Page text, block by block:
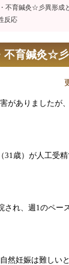
不育鍼灸☆彡異形成
反応
育鍼灸☆彡
りましたが
がありましたが
31歳）が人工受
され、週1のペー
然妊娠は難しい